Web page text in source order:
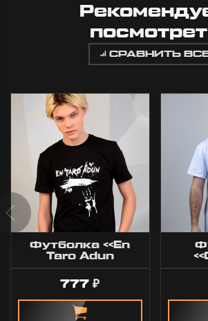
СРАВНИТЬ
Футболка «En
Taro Adun
Черная»
777₽